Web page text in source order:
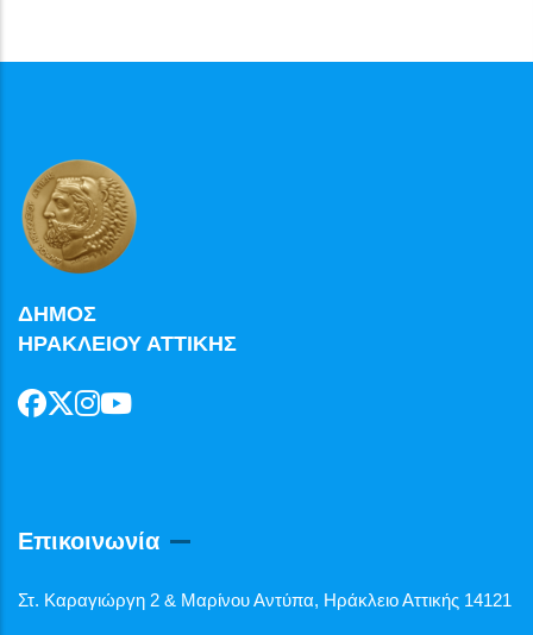
ΔΗΜΟΣ
ΗΡΑΚΛΕΙΟΥ ΑΤΤΙΚΗΣ
Επικοινωνία
Στ. Καραγιώργη 2 & Μαρίνου Αντύπα, Ηράκλειο Αττικής 14121